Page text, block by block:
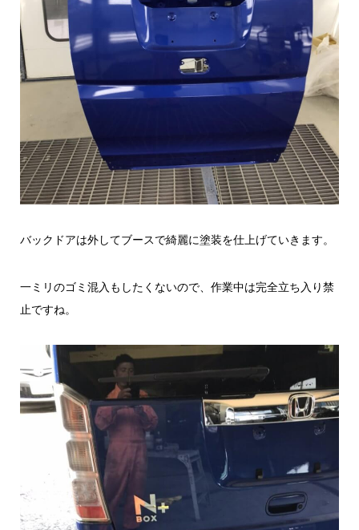
バックドアは外してブースで綺麗に塗装を仕上げていきます。
一ミリのゴミ混入もしたくないので、作業中は完全立ち入り禁
止ですね。